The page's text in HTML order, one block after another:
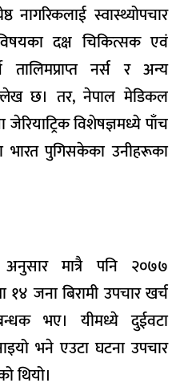
नागरिकलाई स्वास्थ्योपचार
दक्ष चिकित्सक एवं
तालिमप्राप्त नर्स र अन्य
छ। तर, नेपाल मेडिकल
विशेषज्ञमध्ये पाँच
भारत पुगिसकेका उनीहरूका
अनुसार मात्रै पनि २०७७
जना बिरामी उपचार खर्च
भए। यीमध्ये दुईवटा
भने एउटा घटना उपचार
थियो।